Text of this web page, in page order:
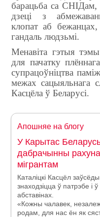
барацьба са СНІДам,
дзеці з
клопат аб бежанцах,
гандаль людзьмі.
Менавіта гэтыя
для пачатку
супрацоўніцтва
межах сацыяльнага
Касцёла ў Беларусі.
Апошняе на блогу
У Карытас
дабрачынны
мігрантам
Каталіцкі Касцёл
знаходзіцца ў патрэбе і
абставінах.
«Кожны чалавек,
родам, для нас ён як